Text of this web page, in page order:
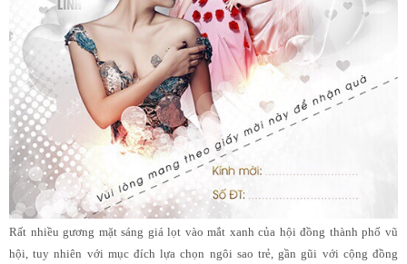
Rất nhiều gương mặt sáng giá lọt vào mắt xanh của hội đồng thành phố vũ
hội, tuy nhiên với mục đích lựa chọn ngôi sao trẻ, gần gũi với cộng đồng